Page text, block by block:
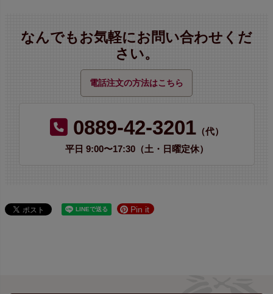
なんでもお気軽にお問い合わせくだ
さい。
電話注文の方法はこちら
0889-42-3201（代）
平日 9:00〜17:30（土・日曜定休）
Pin it